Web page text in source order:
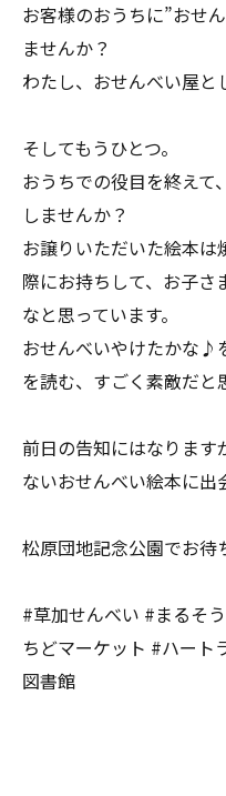
お客様のおうちに”おせ
ませんか？
わたし、おせんべい屋と
そしてもうひとつ。
おうちでの役目を終えて
しませんか？
お譲りいただいた絵本
際にお持ちして、お子さ
なと思っています。
おせんべいやけたかな♪
を読む、すごく素敵だと
前日の告知にはなります
ないおせんべい絵本に出
松原団地記念公園でお待
#草加せんべい #まるそ
ちどマーケット #ハート
図書館